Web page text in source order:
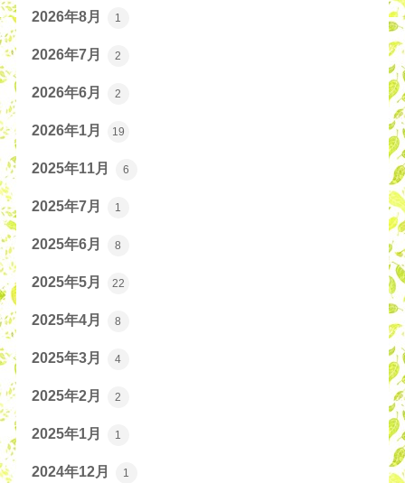
2026年8月 1
2026年7月 2
2026年6月 2
2026年1月 19
2025年11月 6
2025年7月 1
2025年6月 8
2025年5月 22
2025年4月 8
2025年3月 4
2025年2月 2
2025年1月 1
2024年12月 1